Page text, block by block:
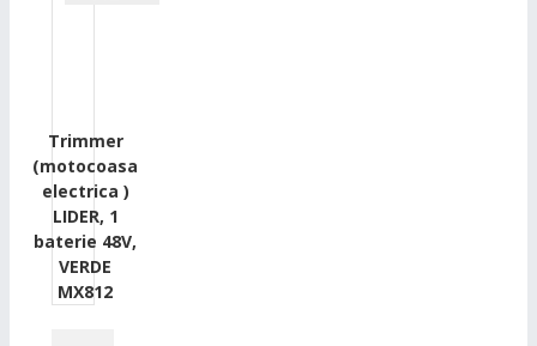
Trimmer
(motocoasa
electrica )
LIDER, 1
baterie 48V,
VERDE
MX812